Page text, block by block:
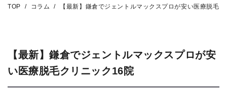
TOP コラム 【最新】鎌倉でジェントルマックスプロが安い医療脱毛
【最新】鎌倉でジェントルマックスプロが安
い医療脱毛クリニック16院